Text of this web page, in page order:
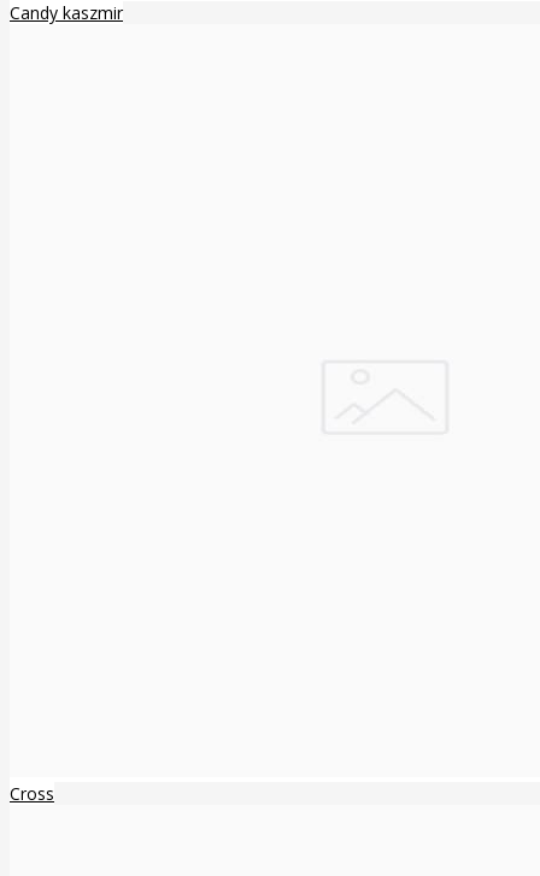
Candy kaszmir
Cross